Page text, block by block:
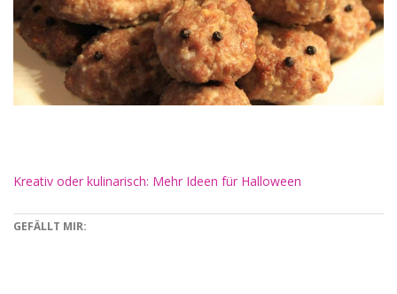
Kreativ oder kulinarisch: Mehr Ideen für Halloween
GEFÄLLT MIR: